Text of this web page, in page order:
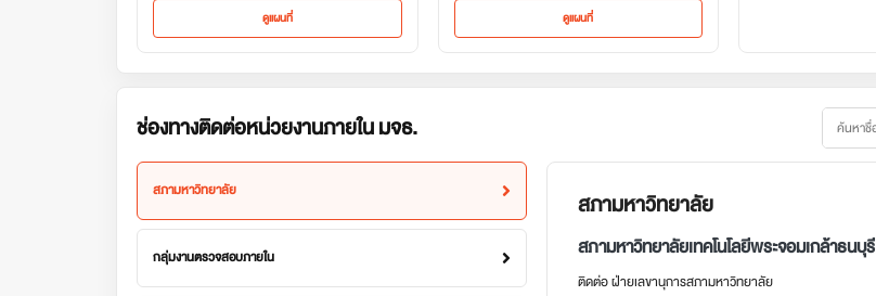
ดูแผนที่ ดูแผนที่
ช่องทางติดต่อหน่วยงานภายใน มจธ.
สภามหาวิทยาลัย
กลุ่มงานตรวจสอบภายใน
สภามหาวิทยาลัย
สภามหาวิทยาลัยเทคโนโลยีพระจอมเกล้าธนบุรี
ติดต่อ ฝ่ายเลขานุการสภามหาวิทยาลัย